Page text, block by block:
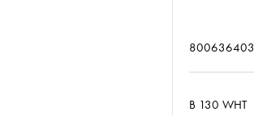
B 130 WHT